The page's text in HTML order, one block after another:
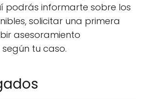
podrás informarte sobre los
solicitar una primera
asesoramiento
tu caso.